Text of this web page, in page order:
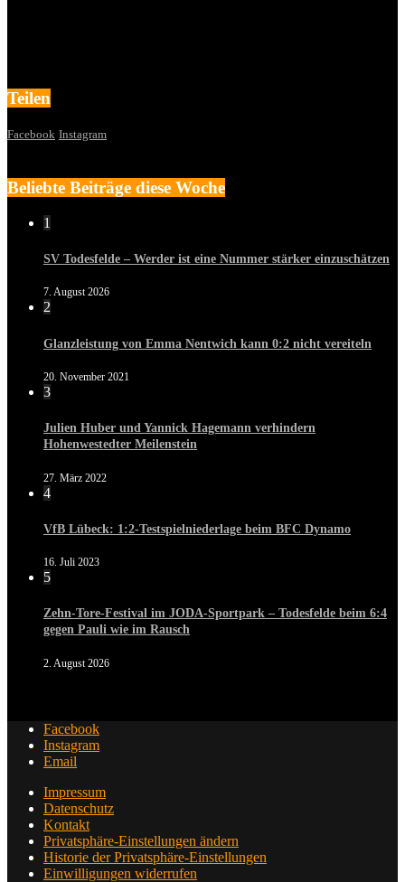
Teilen
Facebook Instagram
Beliebte Beiträge diese Woche
1
SV Todesfelde – Werder ist eine Nummer stärker einzuschätzen
7. August 2026
2
Glanzleistung von Emma Nentwich kann 0:2 nicht vereiteln
20. November 2021
3
Julien Huber und Yannick Hagemann verhindern
Hohenwestedter Meilenstein
27. März 2022
4
VfB Lübeck: 1:2-Testspielniederlage beim BFC Dynamo
16. Juli 2023
5
Zehn-Tore-Festival im JODA-Sportpark – Todesfelde beim 6:4
gegen Pauli wie im Rausch
2. August 2026
Facebook
Instagram
Email
Impressum
Datenschutz
Kontakt
Privatsphäre-Einstellungen ändern
Historie der Privatsphäre-Einstellungen
Einwilligungen widerrufen